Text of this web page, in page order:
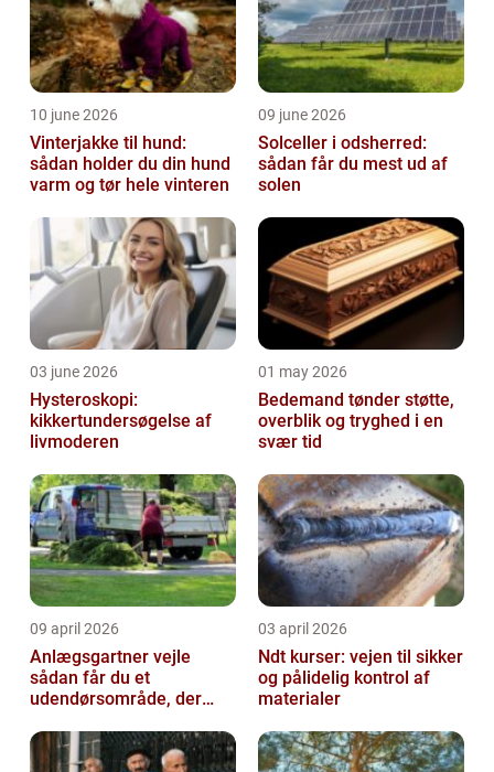
10 june 2026
Vinterjakke til hund:
sådan holder du din hund
varm og tør hele vinteren
09 june 2026
Solceller i odsherred:
sådan får du mest ud af
solen
03 june 2026
Hysteroskopi:
kikkertundersøgelse af
livmoderen
01 may 2026
Bedemand tønder støtte,
overblik og tryghed i en
svær tid
09 april 2026
Anlægsgartner vejle
sådan får du et
udendørsområde, der
03 april 2026
Ndt kurser: vejen til sikker
og pålidelig kontrol af
materialer